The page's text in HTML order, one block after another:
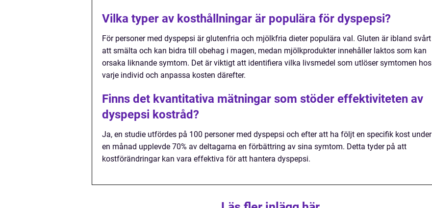
Vilka typer av kosthållningar är populära för dyspepsi?
För personer med dyspepsi är glutenfria och mjölkfria dieter populära val. Gluten är ibland svårt
att smälta och kan bidra till obehag i magen, medan mjölkprodukter innehåller laktos som kan
orsaka liknande symtom. Det är viktigt att identifiera vilka livsmedel som utlöser symtomen hos
varje individ och anpassa kosten därefter.
Finns det kvantitativa mätningar som stöder effektiviteten av
dyspepsi kostråd?
Ja, en studie utfördes på 100 personer med dyspepsi och efter att ha följt en specifik kost under
en månad upplevde 70% av deltagarna en förbättring av sina symtom. Detta tyder på att
kostförändringar kan vara effektiva för att hantera dyspepsi.